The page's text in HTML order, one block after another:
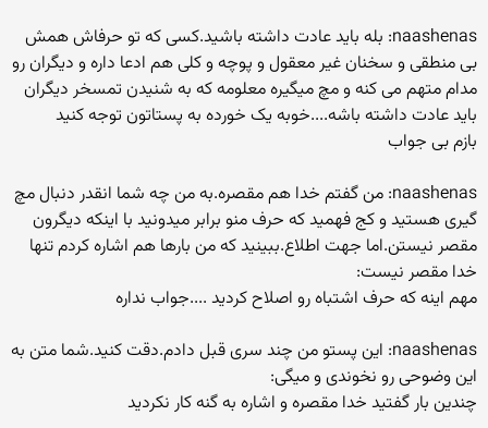
naashenas: بله باید عادت داشته باشید.کسی که تو حرفاش همش
بی منطقی و سخنان غیر معقول و پوچه و کلی هم ادعا داره و دیگران رو
مدام متهم می کنه و مچ میگیره معلومه که به شنیدن تمسخر دیگران
باید عادت داشته باشه....خوبه یک خورده به پستاتون توجه کنید
بازم بی جواب
naashenas: من گفتم خدا هم مقصره.به من چه شما انقدر دنبال مچ
گیری هستید و کج فهمید که حرف منو برابر میدونید با اینکه دیگرون
مقصر نیستن.اما جهت اطلاع.ببینید که من بارها هم اشاره کردم تنها
خدا مقصر نیست:
مهم اینه که حرف اشتباه رو اصلاح کردید ....جواب نداره
naashenas: این پستو من چند سری قبل دادم.دقت کنید.شما متن به
این وضوحی رو نخوندی و میگی:
چندین بار گفتید خدا مقصره و اشاره به گنه کار نکردید